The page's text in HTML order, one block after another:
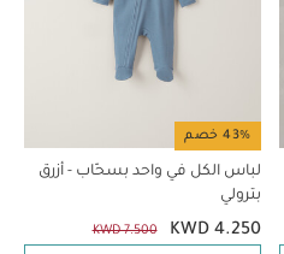
43% خصم
لباس الكل في واحد بسحّاب - أزرق
بترولي
KWD 4.250
KWD 7.500